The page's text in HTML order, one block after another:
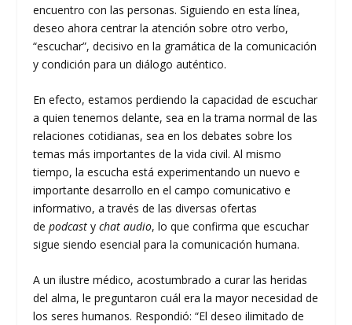
encuentro con las personas. Siguiendo en esta línea,
deseo ahora centrar la atención sobre otro verbo,
“escuchar”, decisivo en la gramática de la comunicación
y condición para un diálogo auténtico.
En efecto, estamos perdiendo la capacidad de escuchar
a quien tenemos delante, sea en la trama normal de las
relaciones cotidianas, sea en los debates sobre los
temas más importantes de la vida civil. Al mismo
tiempo, la escucha está experimentando un nuevo e
importante desarrollo en el campo comunicativo e
informativo, a través de las diversas ofertas
depodcast ychat audio, lo que confirma que escuchar
sigue siendo esencial para la comunicación humana.
A un ilustre médico, acostumbrado a curar las heridas
del alma, le preguntaron cuál era la mayor necesidad de
los seres humanos. Respondió: “El deseo ilimitado de